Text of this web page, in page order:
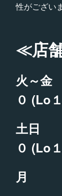
性がござい
≪店
火～
０ (Lo
土日
０ (Lo
月